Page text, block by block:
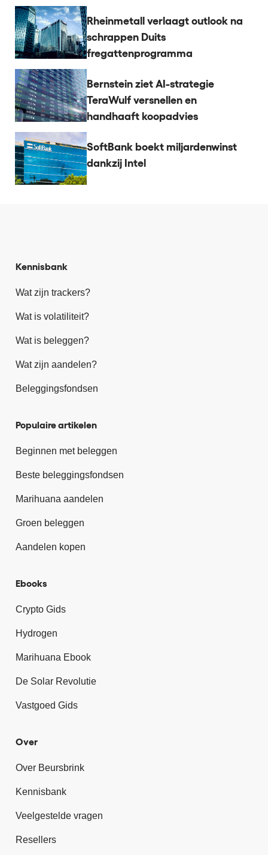
Rheinmetall verlaagt outlook na
schrappen Duits
fregattenprogramma
Bernstein ziet AI-strategie
TeraWulf versnellen en
handhaaft koopadvies
SoftBank boekt miljardenwinst
dankzij Intel
Kennisbank
Wat zijn trackers?
Wat is volatiliteit?
Wat is beleggen?
Wat zijn aandelen?
Beleggingsfondsen
Populaire artikelen
Beginnen met beleggen
Beste beleggingsfondsen
Marihuana aandelen
Groen beleggen
Aandelen kopen
Ebooks
Crypto Gids
Hydrogen
Marihuana Ebook
De Solar Revolutie
Vastgoed Gids
Over
Over Beursbrink
Kennisbank
Veelgestelde vragen
Resellers